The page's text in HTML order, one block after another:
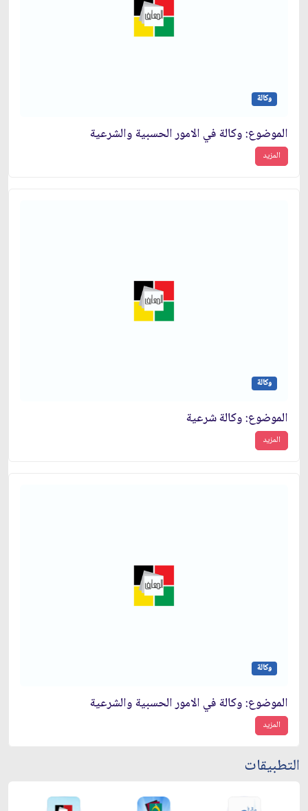
وكالة
الموضوع: وكالة في الامور الحسبية والشرعية
المزيد
وكالة
الموضوع: وكالة شرعية
المزيد
وكالة
الموضوع: وكالة في الامور الحسبية والشرعية
المزيد
التطبيقات